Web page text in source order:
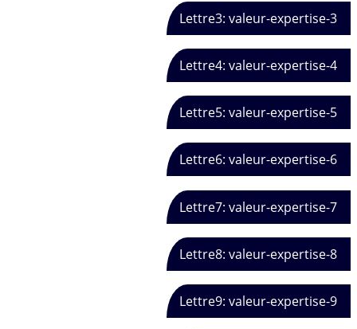
Lettre3: valeur-expertise-3
Lettre4: valeur-expertise-4
Lettre5: valeur-expertise-5
Lettre6: valeur-expertise-6
Lettre7: valeur-expertise-7
Lettre8: valeur-expertise-8
Lettre9: valeur-expertise-9